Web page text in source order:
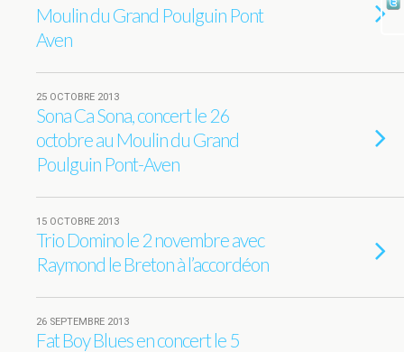
Moulin du Grand Poulguin Pont
Aven
25 OCTOBRE 2013
Sona Ca Sona, concert le 26
octobre au Moulin du Grand
Poulguin Pont-Aven
15 OCTOBRE 2013
Trio Domino le 2 novembre avec
Raymond le Breton à l’accordéon
26 SEPTEMBRE 2013
Fat Boy Blues en concert le 5